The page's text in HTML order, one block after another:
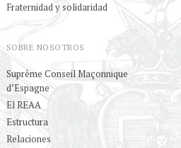
Fraternidad y solidaridad
SOBRE NOSOTROS
Suprême Conseil Maçonnique
d’Espagne
El REAA
Estructura
Relaciones